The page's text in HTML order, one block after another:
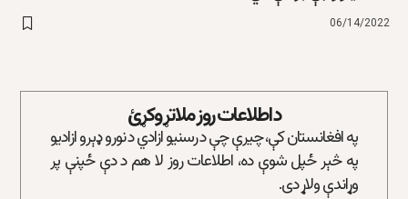
06/14/2022
د اطلاعات روز ملاتړ وکړئ
په افغانستان کې، چیرې چې د رسنیو ازادي د نورو ډېرو ازادیو
په څېر ځپل شوې ده، اطلاعات روز لا هم د دې ځپنې پر
وړاندې ولاړ دی.